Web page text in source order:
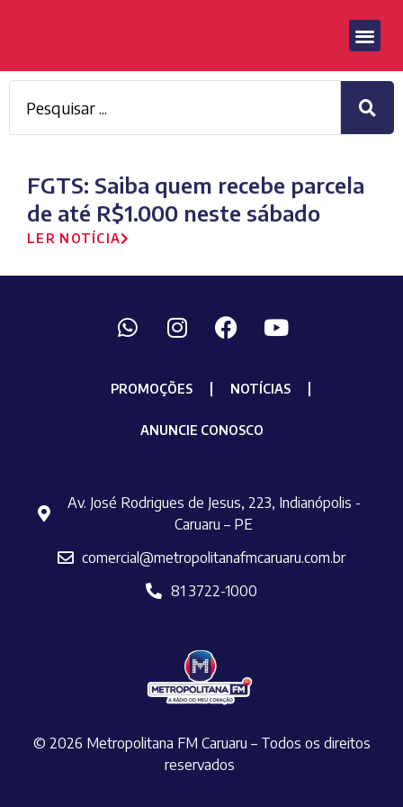
FGTS: Saiba quem recebe parcela
de até R$1.000 neste sábado
LER NOTÍCIA
PROMOÇÕES NOTÍCIAS
ANUNCIE CONOSCO
Av. José Rodrigues de Jesus, 223, Indianópolis -
Caruaru – PE
comercial@metropolitanafmcaruaru.com.br
81 3722-1000
© 2026 Metropolitana FM Caruaru – Todos os direitos
reservados